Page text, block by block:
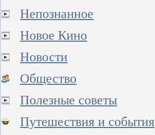
Непознанное
Новое Кино
Новости
Общество
Полезные советы
Путешествия и события